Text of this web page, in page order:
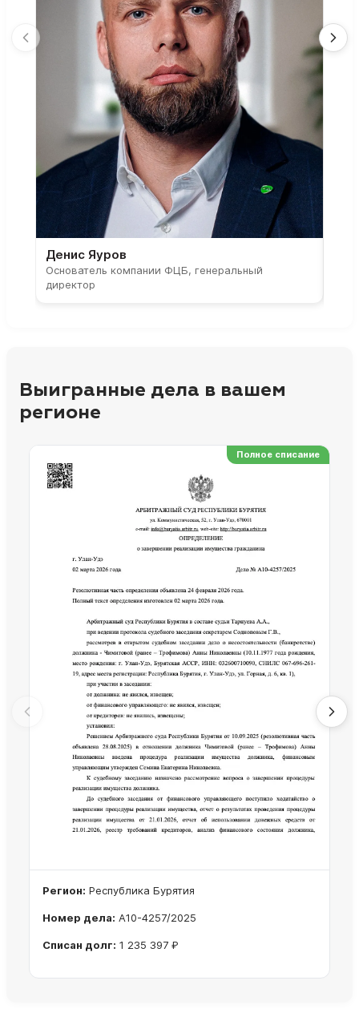
Денис Яуров
Основатель компании ФЦБ, генеральный
директор
Выигранные дела в вашем
регионе
Полное списание
Регион: Республика Бурятия
Номер дела: А10-4257/2025
Списан долг: 1 235 397 ₽